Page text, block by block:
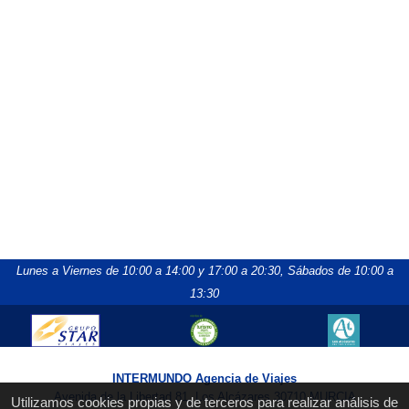
Utilizamos cookies propias y de terceros para realizar análisis de
Lunes a Viernes de 10:00 a 14:00 y 17:00 a 20:30, Sábados de 10:00 a
13:30
INTERMUNDO Agencia de Viajes
Avenida de la Libertad 81, Los Alcázares 30710 MURCIA